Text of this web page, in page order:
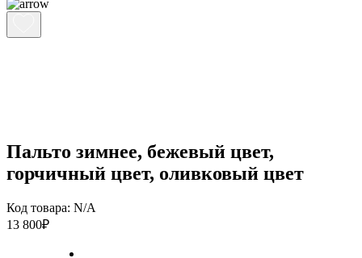
Пальто зимнее, бежевый цвет,
горчичный цвет, оливковый цвет
Код товара: N/A
13 800₽